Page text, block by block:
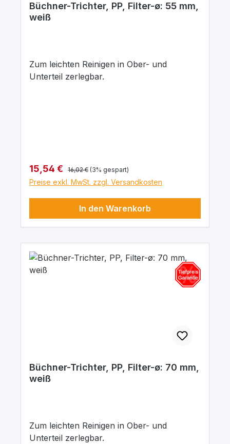
Büchner-Trichter, PP, Filter-ø: 55 mm,
weiß
Zum leichten Reinigen in Ober- und
Unterteil zerlegbar.
Verkaufspreis:
15,54 € Regulärer Preis:
16,02 € (3% gespart)
Preise exkl. MwSt. zzgl. Versandkosten
In den Warenkorb
Büchner-Trichter, PP, Filter-ø: 70 mm,
weiß
Zum leichten Reinigen in Ober- und
Unterteil zerlegbar.